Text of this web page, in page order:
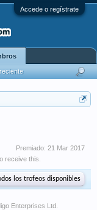
Accede o regístrate
Premiado: 21 Mar 2017
receive this.
los trofeos disponibles
Enterprises Ltd